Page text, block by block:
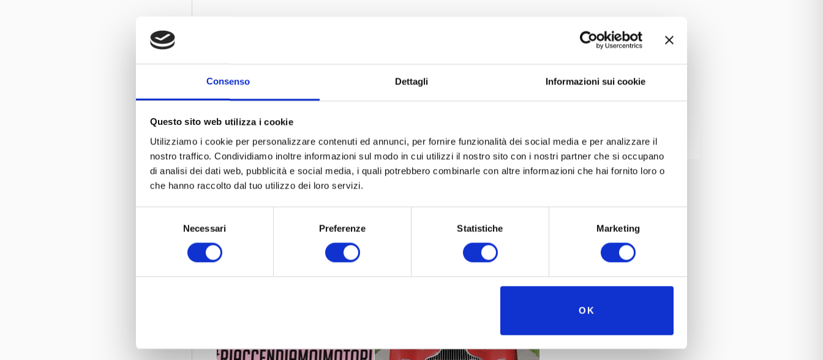
Consenso Dettagli Informazioni sui cookie
Questo sito web utilizza i cookie
Utilizziamo i cookie per personalizzare contenuti ed annunci, per fornire funzionalità dei social media e per analizzare il
nostro traffico. Condividiamo inoltre informazioni sul modo in cui utilizzi il nostro sito con i nostri partner che si occupano
di analisi dei dati web, pubblicità e social media, i quali potrebbero combinarle con altre informazioni che hai fornito loro o
che hanno raccolto dal tuo utilizzo dei loro servizi.
Necessari Preferenze Statistiche Marketing
OK
Oggi alle 17.00 vi aspettiamo nel Virtual Garage di Gazzetta Motori!
Andremo nel garage del pilota e collezionista Giorgio Schon, e poi in quello di Carlo Carugati a Brescia.
Guarda la puntata sulla nostra IGTV di Instagram.